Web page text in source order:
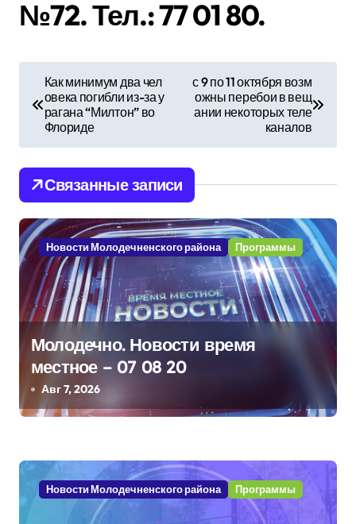
№72. Тел.: 77 01 80.
в
и
г
а
ц
и
я
п
о
а
п
Как минимум два чел
овека погибли из-за у
рагана “Милтон” во
Флориде
с 9 по 11 октября возм
ожны перебои в вещ
ании некоторых теле
каналов
Связанные записи
Новости Молодечненского района Программы
Молодечно. Новости время
местное – 07 08 20
Авг 7, 2026
Новости Молодечненского района Программы